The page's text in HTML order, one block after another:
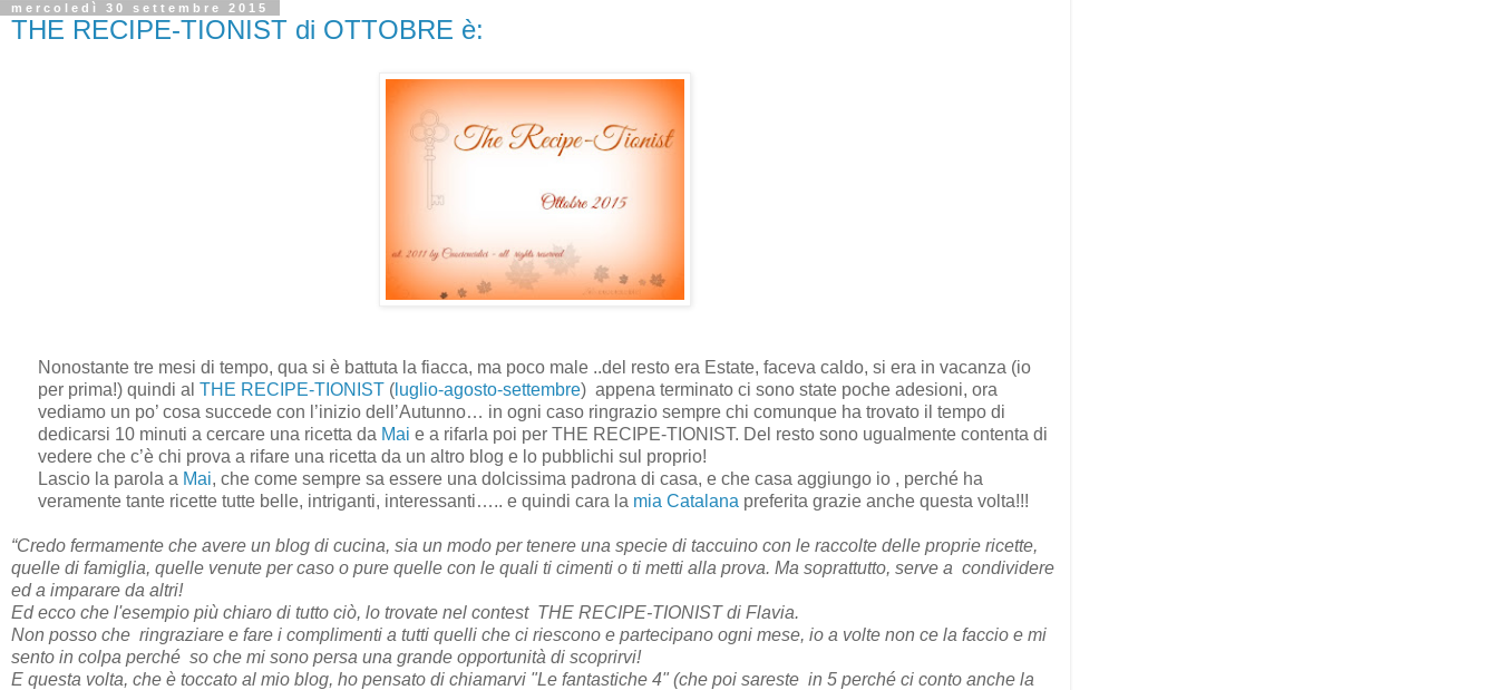
mercoledì 30 settembre 2015
THE RECIPE-TIONIST di OTTOBRE è:
Nonostante tre mesi di tempo, qua si è battuta la fiacca, ma poco male ..del resto era Estate, faceva caldo, si era in vacanza (io
per prima!) quindi al THE RECIPE-TIONIST ( luglio-agosto-settembre) appena terminato ci sono state poche adesioni, ora
vediamo un po’ cosa succede con l’inizio dell’Autunno… in ogni caso ringrazio sempre chi comunque ha trovato il tempo di
dedicarsi 10 minuti a cercare una ricetta da Mai e a rifarla poi per THE RECIPE-TIONIST. Del resto sono ugualmente contenta di
vedere che c’è chi prova a rifare una ricetta da un altro blog e lo pubblichi sul proprio!
Lascio la parola a Mai, che come sempre sa essere una dolcissima padrona di casa, e che casa aggiungo io , perché ha
veramente tante ricette tutte belle, intriganti, interessanti….. e quindi cara la mia Catalana preferita grazie anche questa volta!!!
“Credo fermamente che avere un blog di cucina, sia un modo per tenere una specie di taccuino con le raccolte delle proprie ricette,
quelle di famiglia, quelle venute per caso o pure quelle con le quali ti cimenti o ti metti alla prova. Ma soprattutto, serve a condividere
ed a imparare da altri!
Ed ecco che l'esempio più chiaro di tutto ciò, lo trovate nel contest THE RECIPE-TIONIST di Flavia.
Non posso che ringraziare e fare i complimenti a tutti quelli che ci riescono e partecipano ogni mese, io a volte non ce la faccio e mi
sento in colpa perché so che mi sono persa una grande opportunità di scoprirvi!
E questa volta, che è toccato al mio blog, ho pensato di chiamarvi "Le fantastiche 4" (che poi sareste in 5 perché ci conto anche la